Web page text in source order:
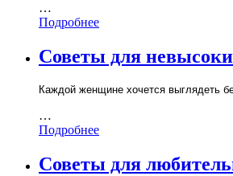
…
Подробнее
Советы для
Каждой женщине хочется выглядеть
…
Подробнее
Советы для